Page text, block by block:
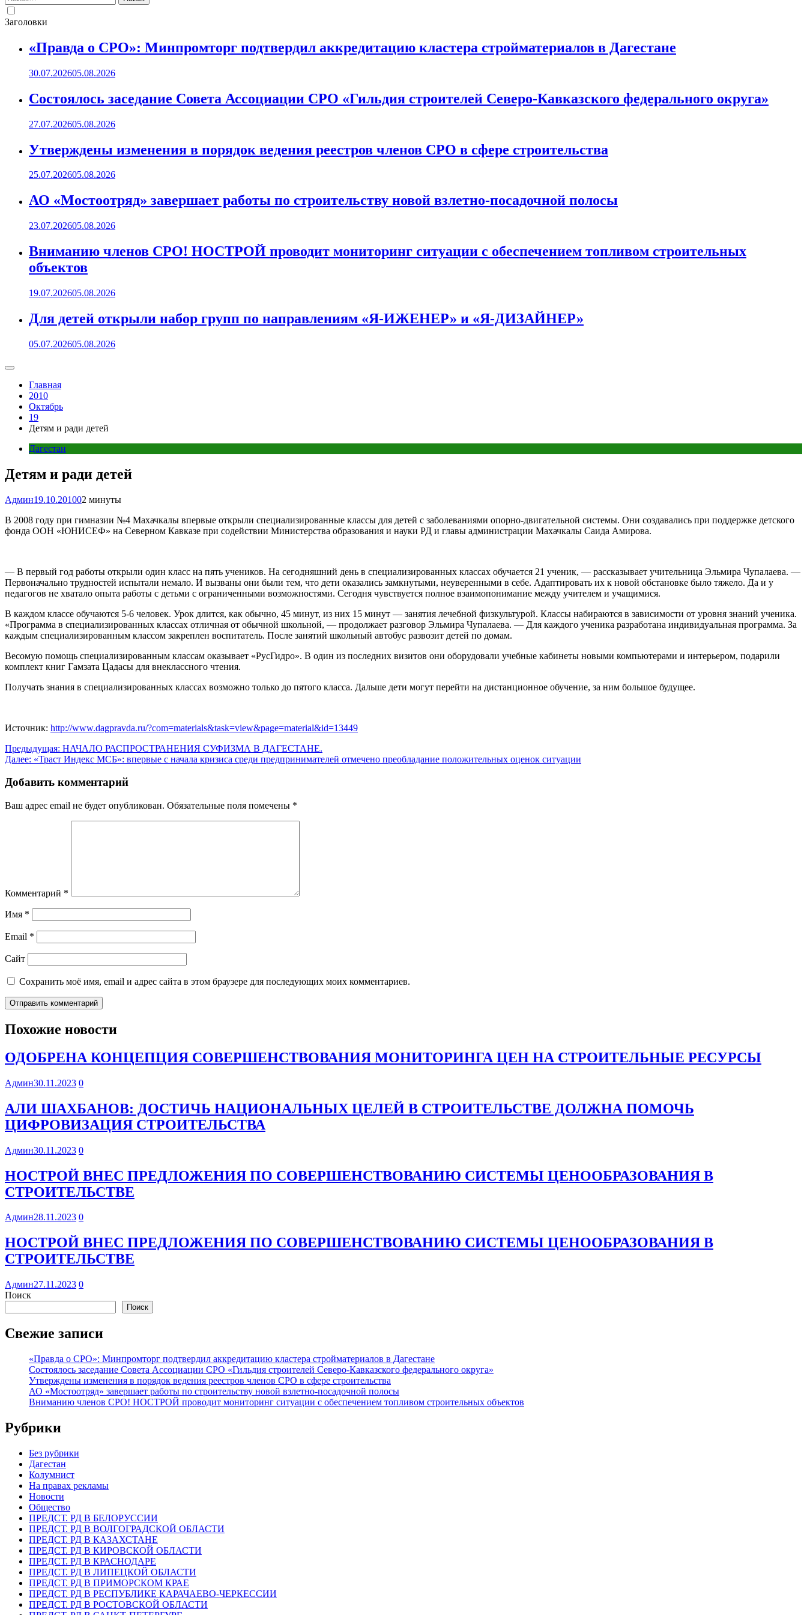
Заголовки
«Правда о СРО»: Минпромторг подтвердил аккредитацию кластера стройматериалов в Дагестане
30.07.202605.08.2026
Состоялось заседание Совета Ассоциации СРО «Гильдия строителей Северо-Кавказского федерального округа»
27.07.202605.08.2026
Утверждены изменения в порядок ведения реестров членов СРО в сфере строительства
25.07.202605.08.2026
АО «Мостоотряд» завершает работы по строительству новой взлетно-посадочной полосы
23.07.202605.08.2026
Вниманию членов СРО! НОСТРОЙ проводит мониторинг ситуации с обеспечением топливом строительных
объектов
19.07.202605.08.2026
Для детей открыли набор групп по направлениям «Я-ИЖЕНЕР» и «Я-ДИЗАЙНЕР»
05.07.202605.08.2026
Главная
2010
Октябрь
19
Детям и ради детей
Дагестан
Детям и ради детей
Админ19.10.201002 минуты
В 2008 году при гимназии №4 Махачкалы впервые открыли специализированные классы для детей с заболеваниями опорно-двигательной системы. Они создавались при поддержке детского
фонда ООН «ЮНИСЕФ» на Северном Кавказе при содействии Министерства образования и науки РД и главы администрации Махачкалы Саида Амирова.
— В первый год работы открыли один класс на пять учеников. На сегодняшний день в специализированных классах обучается 21 ученик, — рассказывает учительница Эльмира Чупалаева. —
Первоначально трудностей испытали немало. И вызваны они были тем, что дети оказались замкнутыми, неуверенными в себе. Адаптировать их к новой обстановке было тяжело. Да и у
педагогов не хватало опыта работы с детьми с ограниченными возможностями. Сегодня чувствуется полное взаимопонимание между учителем и учащимися.
В каждом классе обучаются 5-6 человек. Урок длится, как обычно, 45 минут, из них 15 минут — занятия лечебной физкультурой. Классы набираются в зависимости от уровня знаний ученика.
«Программа в специализированных классах отличная от обычной школьной, — продолжает разговор Эльмира Чупалаева. — Для каждого ученика разработана индивидуальная программа. За
каждым специализированным классом закреплен воспитатель. После занятий школьный автобус развозит детей по домам.
Весомую помощь специализированным классам оказывает «РусГидро». В один из последних визитов они оборудовали учебные кабинеты новыми компьютерами и интерьером, подарили
комплект книг Гамзата Цадасы для внеклассного чтения.
Получать знания в специализированных классах возможно только до пятого класса. Дальше дети могут перейти на дистанционное обучение, за ним большое будущее.
Источник: http://www.dagpravda.ru/?com=materials&task=view&page=material&id=13449
Навигация
по
записям
Предыдущая: НАЧАЛО РАСПРОСТРАНЕНИЯ СУФИЗМА В ДАГЕСТАНЕ.
Далее: «Траст Индекс МСБ»: впервые с начала кризиса среди предпринимателей отмечено преобладание положительных оценок ситуации
Добавить комментарий
Ваш адрес email не будет опубликован. Обязательные поля помечены *
Комментарий *
Имя *
Email *
Сайт
Сохранить моё имя, email и адрес сайта в этом браузере для последующих моих комментариев.
Похожие новости
ОДОБРЕНА КОНЦЕПЦИЯ СОВЕРШЕНСТВОВАНИЯ МОНИТОРИНГА ЦЕН НА СТРОИТЕЛЬНЫЕ РЕСУРСЫ
Админ30.11.2023 0
АЛИ ШАХБАНОВ: ДОСТИЧЬ НАЦИОНАЛЬНЫХ ЦЕЛЕЙ В СТРОИТЕЛЬСТВЕ ДОЛЖНА ПОМОЧЬ
ЦИФРОВИЗАЦИЯ СТРОИТЕЛЬСТВА
Админ30.11.2023 0
НОСТРОЙ ВНЕС ПРЕДЛОЖЕНИЯ ПО СОВЕРШЕНСТВОВАНИЮ СИСТЕМЫ ЦЕНООБРАЗОВАНИЯ В
СТРОИТЕЛЬСТВЕ
Админ28.11.2023 0
НОСТРОЙ ВНЕС ПРЕДЛОЖЕНИЯ ПО СОВЕРШЕНСТВОВАНИЮ СИСТЕМЫ ЦЕНООБРАЗОВАНИЯ В
СТРОИТЕЛЬСТВЕ
Админ27.11.2023 0
Поиск
Поиск
Свежие записи
«Правда о СРО»: Минпромторг подтвердил аккредитацию кластера стройматериалов в Дагестане
Состоялось заседание Совета Ассоциации СРО «Гильдия строителей Северо-Кавказского федерального округа»
Утверждены изменения в порядок ведения реестров членов СРО в сфере строительства
АО «Мостоотряд» завершает работы по строительству новой взлетно-посадочной полосы
Вниманию членов СРО! НОСТРОЙ проводит мониторинг ситуации с обеспечением топливом строительных объектов
Рубрики
Без рубрики
Дагестан
Колумнист
На правах рекламы
Новости
Общество
ПРЕДСТ. РД В БЕЛОРУССИИ
ПРЕДСТ. РД В ВОЛГОГРАДСКОЙ ОБЛАСТИ
ПРЕДСТ. РД В КАЗАХСТАНЕ
ПРЕДСТ. РД В КИРОВСКОЙ ОБЛАСТИ
ПРЕДСТ. РД В КРАСНОДАРЕ
ПРЕДСТ. РД В ЛИПЕЦКОЙ ОБЛАСТИ
ПРЕДСТ. РД В ПРИМОРСКОМ КРАЕ
ПРЕДСТ. РД В РЕСПУБЛИКЕ КАРАЧАЕВО-ЧЕРКЕССИИ
ПРЕДСТ. РД В РОСТОВСКОЙ ОБЛАСТИ